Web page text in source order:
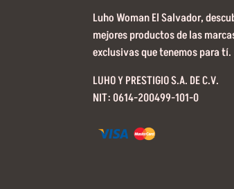
Luho Woman El Salvador,
mejores productos de las
exclusivas que tenemos para tí.
LUHO Y PRESTIGIO S.A. DE C.V.
NIT: 0614-200499-101-0